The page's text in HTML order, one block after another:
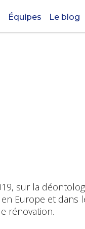
Équipes Le blog
sur la
Europe et
rénovation.